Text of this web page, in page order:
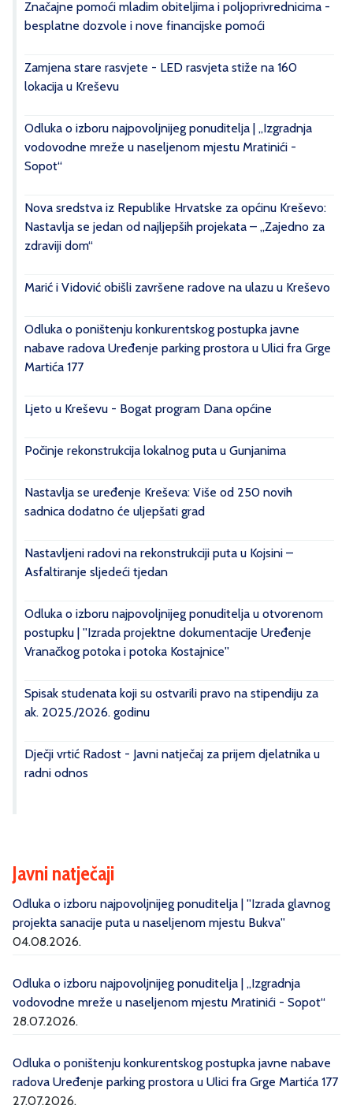
Značajne pomoći mladim obiteljima i poljoprivrednicima -
besplatne dozvole i nove financijske pomoći
Zamjena stare rasvjete - LED rasvjeta stiže na 160
lokacija u Kreševu
Odluka o izboru najpovoljnijeg ponuditelja | „Izgradnja
vodovodne mreže u naseljenom mjestu Mratinići -
Sopot“
Nova sredstva iz Republike Hrvatske za općinu Kreševo:
Nastavlja se jedan od najljepših projekata – „Zajedno za
zdraviji dom“
Marić i Vidović obišli završene radove na ulazu u Kreševo
Odluka o poništenju konkurentskog postupka javne
nabave radova Uređenje parking prostora u Ulici fra Grge
Martića 177
Ljeto u Kreševu - Bogat program Dana općine
Počinje rekonstrukcija lokalnog puta u Gunjanima
Nastavlja se uređenje Kreševa: Više od 250 novih
sadnica dodatno će uljepšati grad
Nastavljeni radovi na rekonstrukciji puta u Kojsini –
Asfaltiranje sljedeći tjedan
Odluka o izboru najpovoljnijeg ponuditelja u otvorenom
postupku | ''Izrada projektne dokumentacije Uređenje
Vranačkog potoka i potoka Kostajnice''
Spisak studenata koji su ostvarili pravo na stipendiju za
ak. 2025./2026. godinu
Dječji vrtić Radost - Javni natječaj za prijem djelatnika u
radni odnos
Javni natječaji
Odluka o izboru najpovoljnijeg ponuditelja | ''Izrada glavnog
projekta sanacije puta u naseljenom mjestu Bukva''
04.08.2026.
Odluka o izboru najpovoljnijeg ponuditelja | „Izgradnja
vodovodne mreže u naseljenom mjestu Mratinići - Sopot“
28.07.2026.
Odluka o poništenju konkurentskog postupka javne nabave
radova Uređenje parking prostora u Ulici fra Grge Martića 177
27.07.2026.